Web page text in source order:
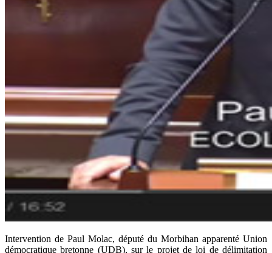
Intervention de Paul Molac, député du Morbihan apparenté Union
démocratique bretonne (UDB), sur le projet de loi de délimitation